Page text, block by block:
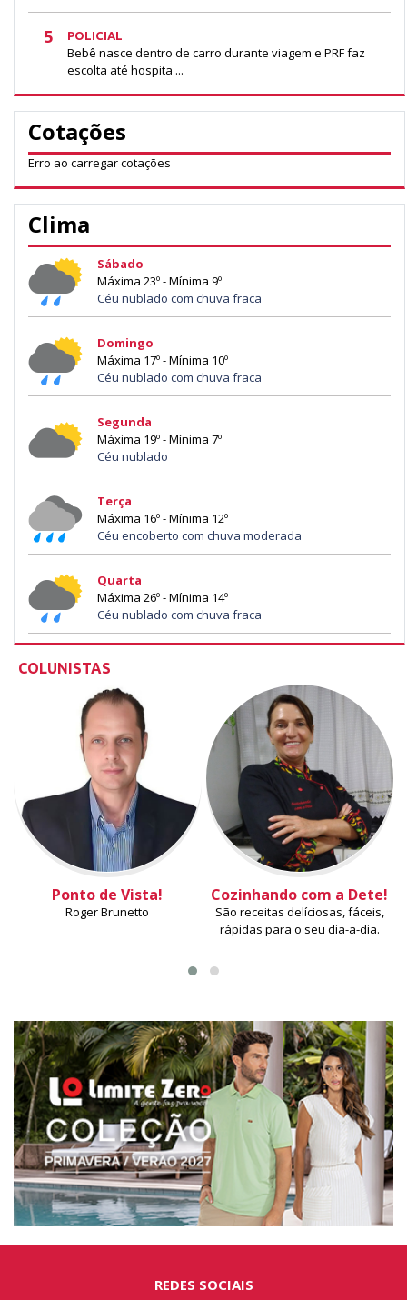
5 POLICIAL
Bebê nasce dentro de carro durante viagem e PRF faz
escolta até hospita ...
Cotações
Erro ao carregar cotações
Clima
Sábado
Máxima 23º - Mínima 9º
Céu nublado com chuva fraca
Domingo
Máxima 17º - Mínima 10º
Céu nublado com chuva fraca
Segunda
Máxima 19º - Mínima 7º
Céu nublado
Terça
Máxima 16º - Mínima 12º
Céu encoberto com chuva moderada
Quarta
Máxima 26º - Mínima 14º
Céu nublado com chuva fraca
COLUNISTAS
Ponto de Vista!
Roger Brunetto
Cozinhando com a Dete!
São receitas delíciosas, fáceis,
rápidas para o seu dia-a-dia.
REDES SOCIAIS